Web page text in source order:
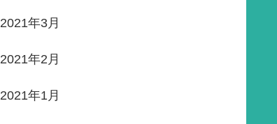
2021年3月
2021年2月
2021年1月